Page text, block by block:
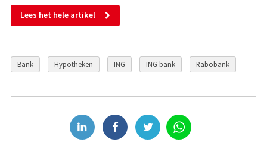
Lees het hele artikel
Bank Hypotheken ING ING bank Rabobank